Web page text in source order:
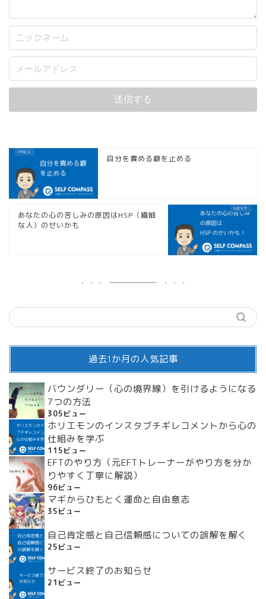
自分を責める癖を止める
あなたの心の苦しみの原因はHSP（繊細
な人）のせいかも
過去1か月の人気記事
バウンダリー（心の境界線）を引けるようになる
7つの方法
305ビュー
ホリエモンのインスタブチギレコメントから心の
仕組みを学ぶ
115ビュー
EFTのやり方（元EFTトレーナーがやり方を分か
りやすく丁寧に解説）
96ビュー
マギからひもとく運命と自由意志
35ビュー
自己肯定感と自己信頼感についての誤解を解く
25ビュー
サービス終了のお知らせ
21ビュー